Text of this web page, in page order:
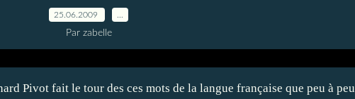
25.06.2009
Par zabelle
Pivot fait le tour des ces mots de la langue française que peu à peu